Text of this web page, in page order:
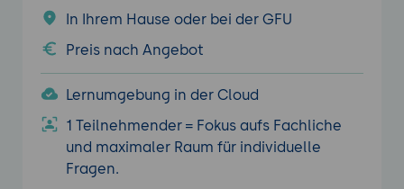
In Ihrem Hause oder bei der GFU
Preis nach Angebot
Lernumgebung in der Cloud
1 Teilnehmender = Fokus aufs Fachliche
und maximaler Raum für individuelle
Fragen.